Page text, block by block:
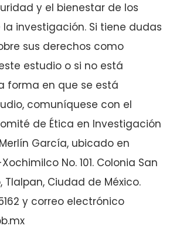
y el bienestar de los
investigación. Si tiene dudas
sus derechos como
estudio o si no está
forma en que se está
comuníquese con el
de Ética en Investigación
García, ubicado en
No. 101. Colonia San
Tlalpan, Ciudad de México.
y correo electrónico